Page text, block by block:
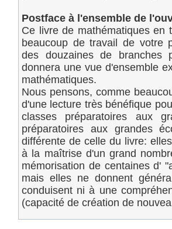
Postface à l'ensemble de
Ce livre de mathématiques en
beaucoup de travail de votre
des douzaines de branches
donnera une vue d'ensemble
mathématiques.
Nous pensons, comme
d'une lecture très bénéfique
classes préparatoires aux
préparatoires aux grandes
différente de celle du livre:
à la maîtrise d'un grand
mémorisation de centaines d'
mais elles ne donnent
conduisent ni à une
(capacité de création de